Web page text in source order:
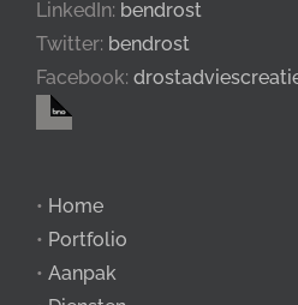
LinkedIn: bendrost
Twitter: bendrost
Facebook:
• Home
• Portfolio
• Aanpak